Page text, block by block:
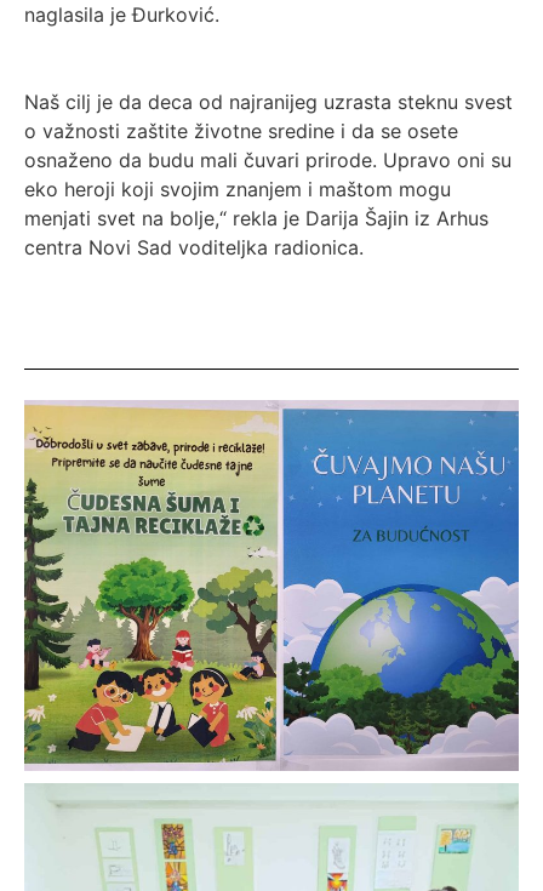
naglasila je Đurković.
Naš cilj je da deca od najranijeg uzrasta steknu svest
o važnosti zaštite životne sredine i da se osete
osnaženo da budu mali čuvari prirode. Upravo oni su
eko heroji koji svojim znanjem i maštom mogu
menjati svet na bolje,“ rekla je Darija Šajin iz Arhus
centra Novi Sad voditeljka radionica.